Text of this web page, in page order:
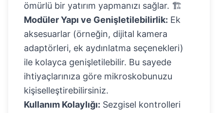
ömürlü bir yatırım yapmanızı sağlar. 🏗️
Modüler Yapı ve Genişletilebilirlik: Ek
aksesuarlar (örneğin, dijital kamera
adaptörleri, ek aydınlatma seçenekleri)
ile kolayca genişletilebilir. Bu sayede
ihtiyaçlarınıza göre mikroskobunuzu
kişiselleştirebilirsiniz.
Kullanım Kolaylığı: Sezgisel kontrolleri